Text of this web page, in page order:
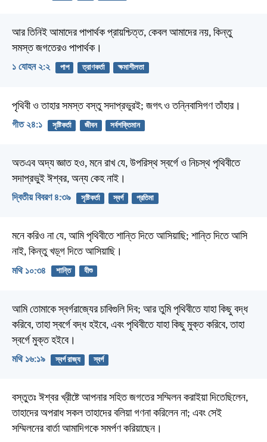
আর তিনিই আমাদের পাপার্থক প্রায়শ্চিত্ত, কেবল আমাদের নয়, কিন্তু
সমস্ত জগতেরও পাপার্থক।
১ যোহন ২:২ পাপ ত্রাণকর্তা ক্ষমাশীলতা
পৃথিবী ও তাহার সমস্ত বস্তু সদাপ্রভুরই; জগৎ ও তন্নিবাসিগণ তাঁহার।
গীত ২৪:১ সৃষ্টিকর্তা জীবন সর্বশক্তিমান
অতএব অদ্য জ্ঞাত হও, মনে রাখ যে, উপরিস্থ স্বর্গে ও নিচস্থ পৃথিবীতে
সদাপ্রভুই ঈশ্বর, অন্য কেহ নাই।
দ্বিতীয় বিবরণ ৪:৩৯ সৃষ্টিকর্তা স্বর্গ প্রতিমা
মনে করিও না যে, আমি পৃথিবীতে শান্তি দিতে আসিয়াছি; শান্তি দিতে আসি
নাই, কিন্তু খড়্‌গ দিতে আসিয়াছি।
মথি ১০:৩৪ শান্তি যীশু
আমি তোমাকে স্বর্গরাজ্যের চাবিগুলি দিব; আর তুমি পৃথিবীতে যাহা কিছু বদ্ধ
করিবে, তাহা স্বর্গে বদ্ধ হইবে, এবং পৃথিবীতে যাহা কিছু মুক্ত করিবে, তাহা
স্বর্গে মুক্ত হইবে।
মথি ১৬:১৯ স্বর্গ রাজ্য স্বর্গ
বস্তুতঃ ঈশ্বর খ্রীষ্টে আপনার সহিত জগতের সম্মিলন করাইয়া দিতেছিলেন,
তাহাদের অপরাধ সকল তাহাদের বলিয়া গণনা করিলেন না; এবং সেই
সম্মিলনের বার্তা আমাদিগকে সমর্পণ করিয়াছেন।